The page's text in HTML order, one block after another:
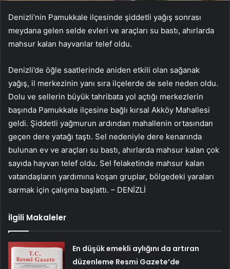
Denizli’nin Pamukkale ilçesinde şiddetli yağış sonrası
meydana gelen selde evleri ve araçları su bastı, ahırlarda
mahsur kalan hayvanlar telef oldu.
Denizli’de öğle saatlerinde aniden etkili olan sağanak
yağış, il merkezinin yanı sıra ilçelerde de sele neden oldu.
Dolu ve sellerin büyük tahribata yol açtığı merkezlerin
başında Pamukkale ilçesine bağlı kırsal Akköy Mahallesi
geldi. Şiddetli yağmurun ardından mahallenin ortasından
geçen dere yatağı taştı. Sel nedeniyle dere kenarında
bulunan ev ve araçları su bastı, ahırlarda mahsur kalan çok
sayıda hayvan telef oldu. Sel felaketinde mahsur kalan
vatandaşların yardımına koşan gruplar, bölgedeki yaraları
sarmak için çalışma başlattı. – DENİZLİ
İlgili Makaleler
En düşük emekli aylığını da artıran
düzenleme Resmi Gazete’de